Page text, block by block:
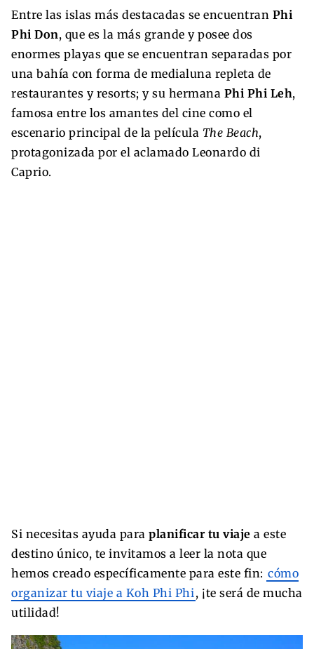
Entre las islas más destacadas se encuentran Phi
Phi Don, que es la más grande y posee dos
enormes playas que se encuentran separadas por
una bahía con forma de medialuna repleta de
restaurantes y resorts; y su hermana Phi Phi Leh,
famosa entre los amantes del cine como el
escenario principal de la película The Beach,
protagonizada por el aclamado Leonardo di
Caprio.
Si necesitas ayuda para planificar tu viaje a este
destino único, te invitamos a leer la nota que
hemos creado específicamente para este fin: cómo
organizar tu viaje a Koh Phi Phi , ¡te será de mucha
utilidad!